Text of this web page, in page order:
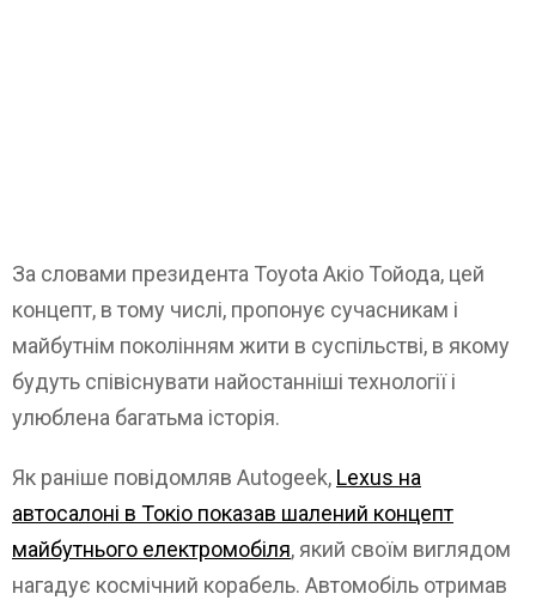
За словами президента Toyota Акіо Тойода, цей
концепт, в тому числі, пропонує сучасникам і
майбутнім поколінням жити в суспільстві, в якому
будуть співіснувати найостанніші технології і
улюблена багатьма історія.
Як раніше повідомляв Autogeek, Lexus на
автосалоні в Токіо показав шалений концепт
майбутнього електромобіля, який своїм виглядом
нагадує космічний корабель. Автомобіль отримав